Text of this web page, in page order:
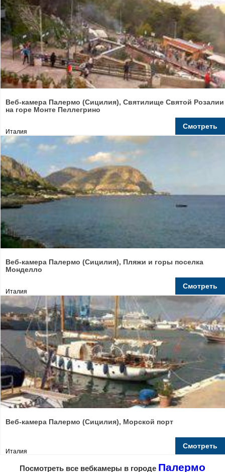
Веб-камера Палермо (Сицилия), Святилище Святой Розалии
на горе Монте Пеллегрино
Италия
Смотреть
Веб-камера Палермо (Сицилия), Пляжи и горы поселка
Монделло
Италия
Смотреть
Веб-камера Палермо (Сицилия), Морской порт
Италия
Смотреть
Посмотреть все вебкамеры в городе Палермо